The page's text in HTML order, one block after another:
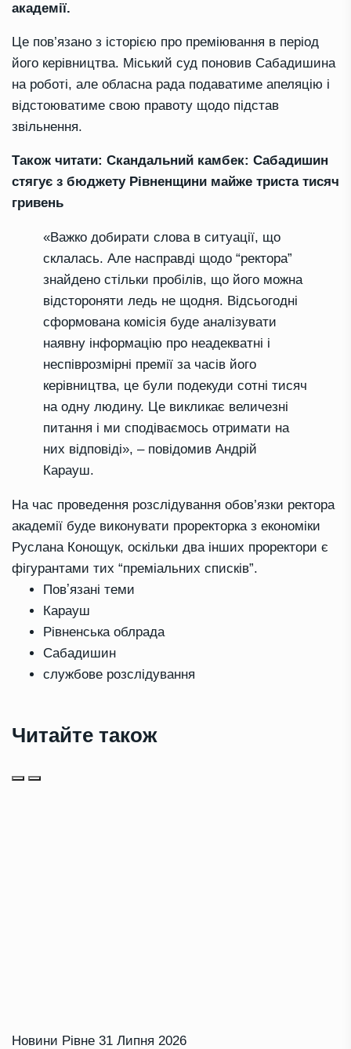
академії.
Це пов’язано з історією про преміювання в період
його керівництва. Міський суд поновив Сабадишина
на роботі, але обласна рада подаватиме апеляцію і
відстоюватиме свою правоту щодо підстав
звільнення.
Також читати: Скандальний камбек: Сабадишин
стягує з бюджету Рівненщини майже триста тисяч
гривень
«Важко добирати слова в ситуації, що
склалась. Але насправді щодо “ректора”
знайдено стільки пробілів, що його можна
відстороняти ледь не щодня. Відсьогодні
сформована комісія буде аналізувати
наявну інформацію про неадекватні і
неспіврозмірні премії за часів його
керівництва, це були подекуди сотні тисяч
на одну людину. Це викликає величезні
питання і ми сподіваємось отримати на
них відповіді», – повідомив Андрій
Карауш.
На час проведення розслідування обов’язки ректора
академії буде виконувати проректорка з економіки
Руслана Конощук, оскільки два інших проректори є
фігурантами тих “преміальних списків”.
Повʼязані теми
Карауш
Рівненська облрада
Сабадишин
службове розслідування
Читайте також
Новини Рівне 31 Липня 2026